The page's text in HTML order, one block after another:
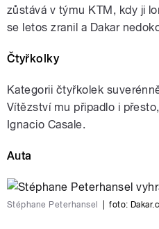
zůstává v týmu KTM, kdy ji
se letos zranil a Dakar
Čtyřkolky
Kategorii čtyřkolek
Vítězství mu připadlo i
Ignacio Casale.
Auta
Stéphane Peterhansel foto: